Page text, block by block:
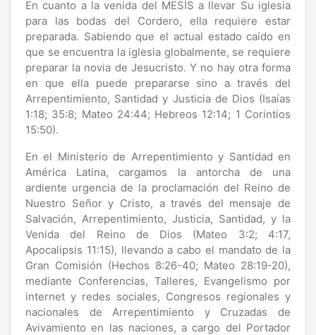
En cuanto a la venida del MESÍS a llevar Su iglesia
para las bodas del Cordero, ella requiere estar
preparada. Sabiendo que el actual estado caído en
que se encuentra la iglesia globalmente, se requiere
preparar la novia de Jesucristo. Y no hay otra forma
en que ella puede prepararse sino a través del
Arrepentimiento, Santidad y Justicia de Dios (Isaías
1:18; 35:8; Mateo 24:44; Hebreos 12:14; 1 Corintios
15:50).
En el Ministerio de Arrepentimiento y Santidad en
América Latina, cargamos la antorcha de una
ardiente urgencia de la proclamación del Reino de
Nuestro Señor y Cristo, a través del mensaje de
Salvación, Arrepentimiento, Justicia, Santidad, y la
Venida del Reino de Dios (Mateo 3:2; 4:17,
Apocalipsis 11:15), llevando a cabo el mandato de la
Gran Comisión (Hechos 8:26-40; Mateo 28:19-20),
mediante Conferencias, Talleres, Evangelismo por
internet y redes sociales, Congresos regionales y
nacionales de Arrepentimiento y Cruzadas de
Avivamiento en las naciones, a cargo del Portador